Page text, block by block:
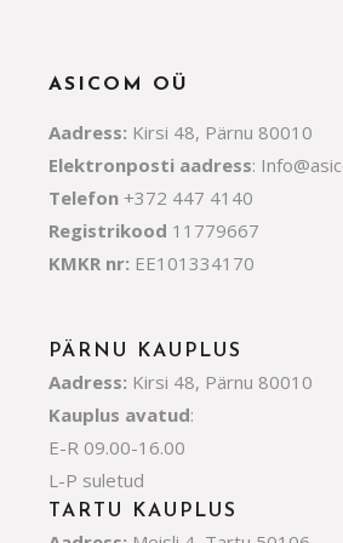
ASICOM OÜ
Aadress: Kirsi 48, Pärnu 80010
Elektronposti aadress:
Telefon +372 447 4140
Registrikood 11779667
KMKR nr: EE101334170
PÄRNU KAUPLUS
Aadress: Kirsi 48, Pärnu 80010
Kauplus avatud:
E-R 09.00-16.00
L-P suletud
TARTU KAUPLUS